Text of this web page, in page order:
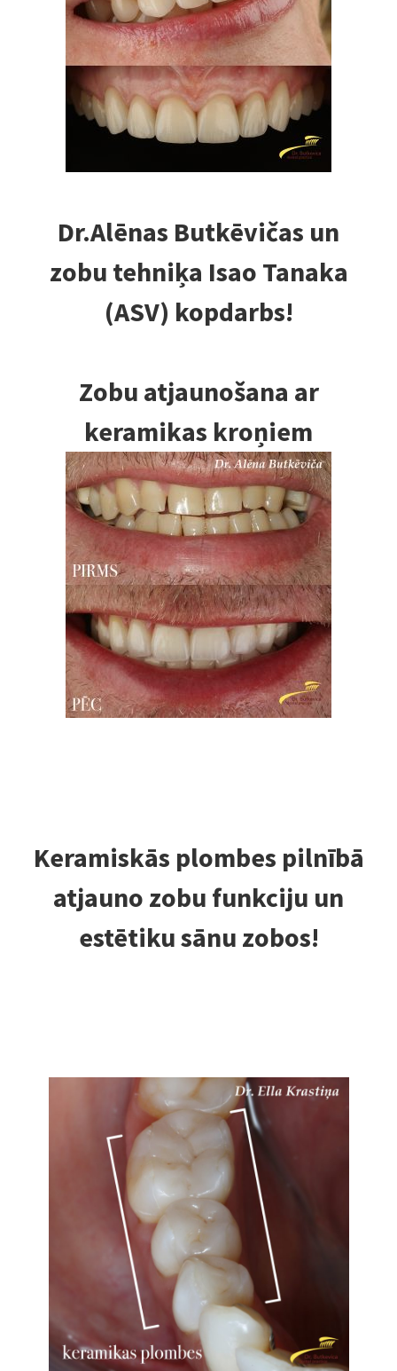
Dr.Alēnas Butkēvičas un
zobu tehniķa Isao Tanaka
(ASV) kopdarbs!
Zobu atjaunošana ar
keramikas kroņiem
Keramiskās plombes pilnībā
atjauno zobu funkciju un
estētiku sānu zobos!